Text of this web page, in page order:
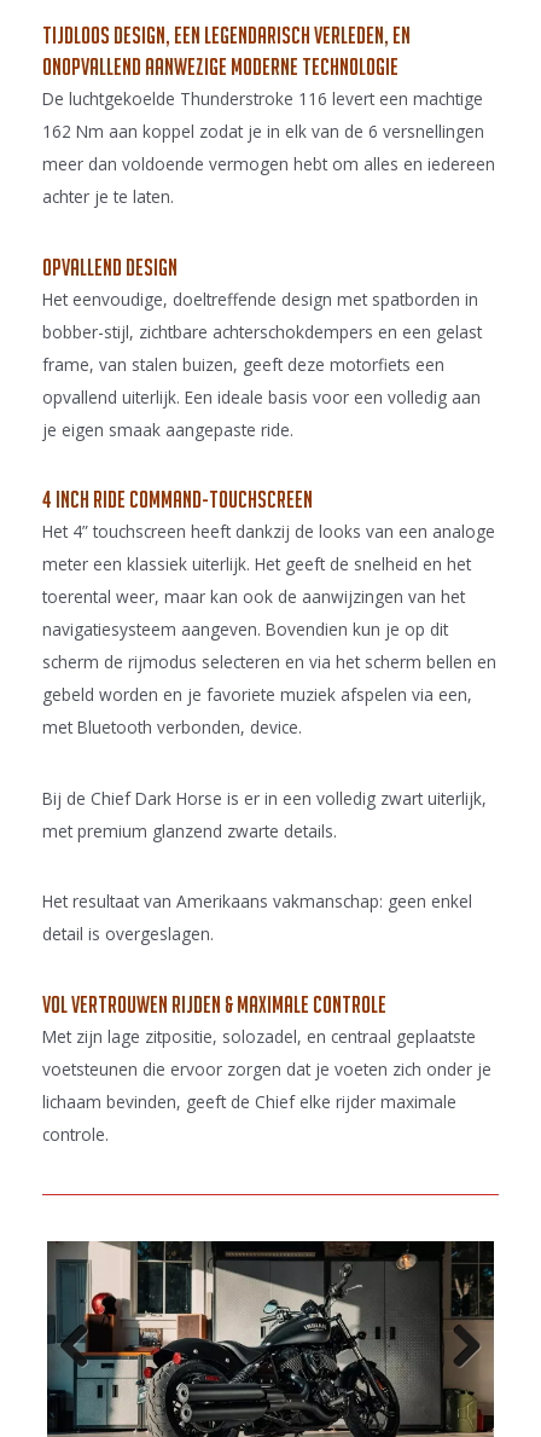
Tijdloos design, een legendarisch verleden, en
onopvallend aanwezige moderne technologie
De luchtgekoelde Thunderstroke 116 levert een machtige
162 Nm aan koppel zodat je in elk van de 6 versnellingen
meer dan voldoende vermogen hebt om alles en iedereen
achter je te laten.
Opvallend design
Het eenvoudige, doeltreffende design met spatborden in
bobber-stijl, zichtbare achterschokdempers en een gelast
frame, van stalen buizen, geeft deze motorfiets een
opvallend uiterlijk. Een ideale basis voor een volledig aan
je eigen smaak aangepaste ride.
4 inch ride command-touchscreen
Het 4” touchscreen heeft dankzij de looks van een analoge
meter een klassiek uiterlijk. Het geeft de snelheid en het
toerental weer, maar kan ook de aanwijzingen van het
navigatiesysteem aangeven. Bovendien kun je op dit
scherm de rijmodus selecteren en via het scherm bellen en
gebeld worden en je favoriete muziek afspelen via een,
met Bluetooth verbonden, device.
Bij de Chief Dark Horse is er in een volledig zwart uiterlijk,
met premium glanzend zwarte details.
Het resultaat van Amerikaans vakmanschap: geen enkel
detail is overgeslagen.
Vol vertrouwen rijden & Maximale controle
Met zijn lage zitpositie, solozadel, en centraal geplaatste
voetsteunen die ervoor zorgen dat je voeten zich onder je
lichaam bevinden, geeft de Chief elke rijder maximale
controle.
Previo
us
Next